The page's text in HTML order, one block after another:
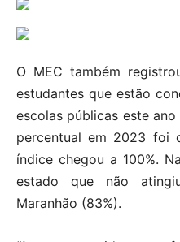
O MEC também
estudantes que estão
escolas públicas este
percentual em 2023 foi
índice chegou a 100%.
estado que não
Maranhão (83%).